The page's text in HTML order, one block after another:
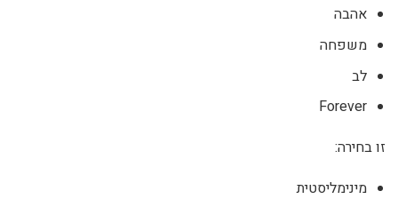
אהבה
משפחה
לב
Forever
זו בחירה:
מינימליסטית